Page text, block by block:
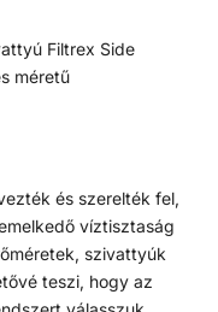
Filtrex Side
méretű
és szerelték fel,
víztisztaság
szivattyúk
teszi, hogy az